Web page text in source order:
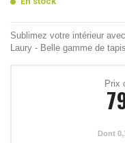
Sublimez votre intérieur
Laury - Belle gamme de
Prix
Dont